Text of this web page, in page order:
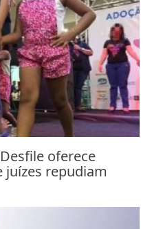
Desfile oferece
juízes repudiam